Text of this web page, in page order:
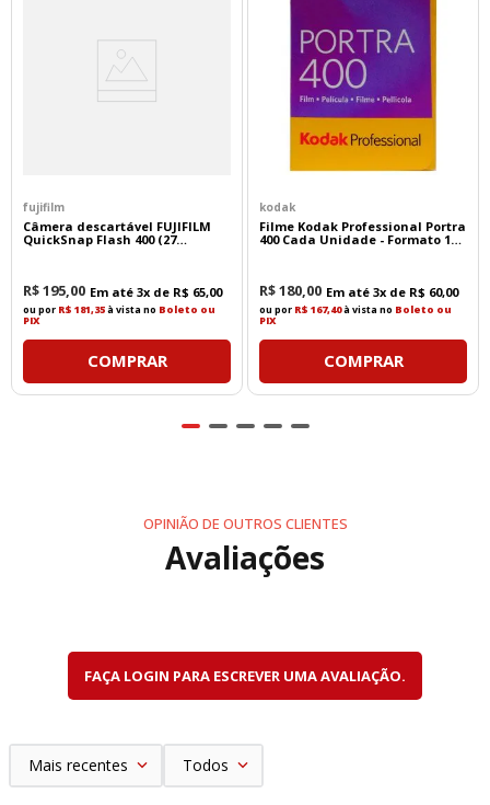
fujifilm
Câmera descartável FUJIFILM
QuickSnap Flash 400 (27
R$195,00 Em até 3x de R$ 65,00
ou por R$ 181,35à vista no Boleto ou
PIX
COMPRAR
kodak
Filme Kodak Professional Portra
400 Cada Unidade - Formato 135
R$180,00 Em até 3x de R$ 60,00
ou por R$ 167,40à vista no Boleto ou
PIX
COMPRAR
OPINIÃO DE OUTROS CLIENTES
Avaliações
FAÇA LOGIN PARA ESCREVER UMA AVALIAÇÃO.
Mais recentes Todos